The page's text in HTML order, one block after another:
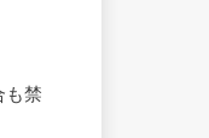
も禁